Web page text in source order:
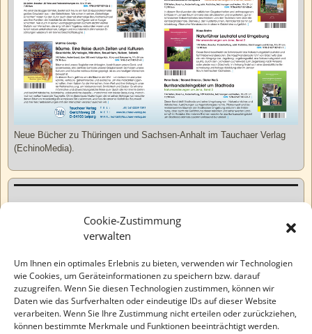
Cookie-Zustimmung
verwalten
Um Ihnen ein optimales Erlebnis zu bieten, verwenden wir Technologien
wie Cookies, um Geräteinformationen zu speichern bzw. darauf
zuzugreifen. Wenn Sie diesen Technologien zustimmen, können wir
Daten wie das Surfverhalten oder eindeutige IDs auf dieser Website
verarbeiten. Wenn Sie Ihre Zustimmung nicht erteilen oder zurückziehen,
können bestimmte Merkmale und Funktionen beeinträchtigt werden.
Neue Bücher zu Thüringen und Sachsen-Anhalt im Tauchaer Verlag
(EchinoMedia).
Varia